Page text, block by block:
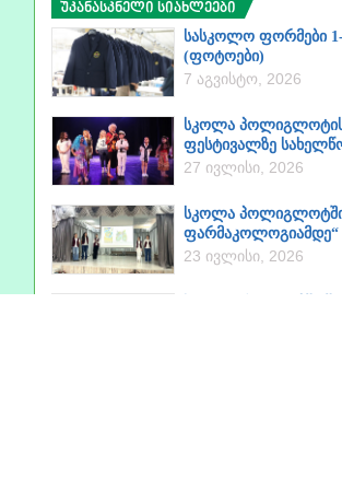
უკანასკნელი სიახლეები
სასკოლო ფორმები 1-
(ფოტოები)
7 აგვისტო, 2026
სკოლა პოლიგლოტის
ფესტივალზე
27 ივლისი, 2026
სკოლა პოლიგლოტში
ფარმაკოლოგიამდე“
23 ივლისი, 2026